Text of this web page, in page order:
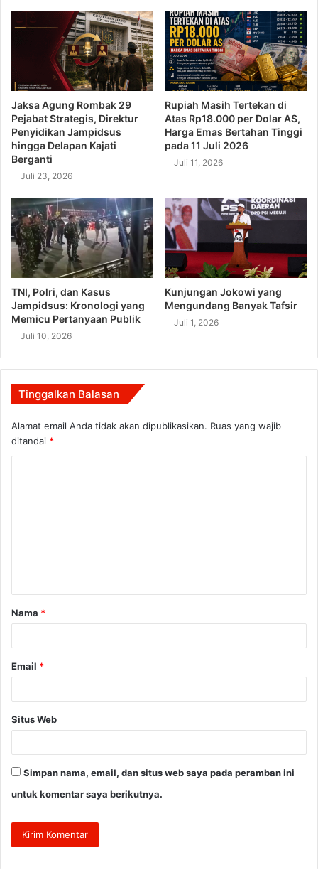
Jaksa Agung Rombak 29
Pejabat Strategis, Direktur
Penyidikan Jampidsus
hingga Delapan Kajati
Berganti
Juli 23, 2026
Rupiah Masih Tertekan di
Atas Rp18.000 per Dolar AS,
Harga Emas Bertahan Tinggi
pada 11 Juli 2026
Juli 11, 2026
TNI, Polri, dan Kasus
Jampidsus: Kronologi yang
Memicu Pertanyaan Publik
Juli 10, 2026
Kunjungan Jokowi yang
Mengundang Banyak Tafsir
Juli 1, 2026
Tinggalkan Balasan
Alamat email Anda tidak akan dipublikasikan. Ruas yang wajib
ditandai *
a
r
Nama *
Email *
Situs Web
Simpan nama, email, dan situs web saya pada peramban ini
untuk komentar saya berikutnya.